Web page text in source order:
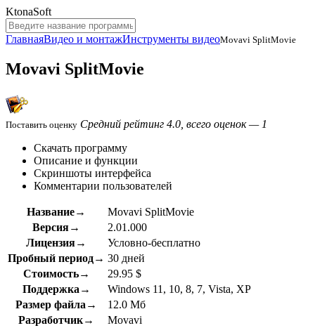
KtonaSoft
ГлавнаяВидео и монтажИнструменты видеоMovavi SplitMovie
Movavi SplitMovie
Поставить оценку Средний рейтинг 4.0, всего оценок — 1
Скачать программу
Описание и функции
Скриншоты интерфейса
Комментарии пользователей
Название→
Movavi SplitMovie
Версия→
2.01.000
Лицензия→
Условно-бесплатно
Пробный период→ 30 дней
Стоимость→
29.95 $
Поддержка→
Windows 11, 10, 8, 7, Vista, XP
Размер файла→
12.0 Мб
Разработчик→
Movavi